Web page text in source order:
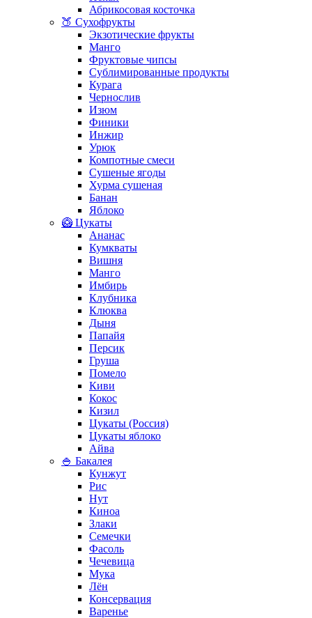
Абрикосовая косточка
🍑 Сухофрукты
Экзотические фрукты
Манго
Фруктовые чипсы
Сублимированные продукты
Курага
Чернослив
Изюм
Финики
Инжир
Урюк
Компотные смеси
Сушеные ягоды
Хурма сушеная
Банан
Яблоко
🥝 Цукаты
Ананас
Кумкваты
Вишня
Манго
Имбирь
Клубника
Клюква
Дыня
Папайя
Персик
Груша
Помело
Киви
Кокос
Кизил
Цукаты (Россия)
Цукаты яблоко
Айва
🍚 Бакалея
Кунжут
Рис
Нут
Киноа
Злаки
Семечки
Фасоль
Чечевица
Мука
Лён
Консервация
Варенье